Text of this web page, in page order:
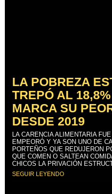
LA POBREZA
TREPÓ AL
MARCA SU
DESDE 2019
LA CARENCIA ALIMENTARIA
EMPEORÓ Y YA SON UNO DE
PORTEÑOS QUE REDUJERON
QUE COMEN O SALTEAN
CHICOS LA PRIVACIÓN
SEGUIR LEYENDO